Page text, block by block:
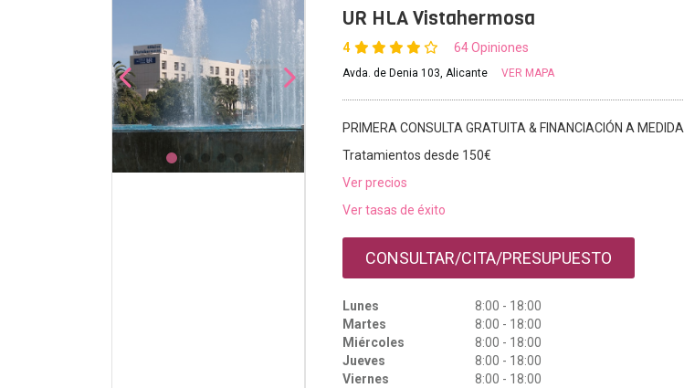
UR HLA Vistahermosa
4 64 Opiniones
Avda. de Denia 103, Alicante VER MAPA
PRIMERA CONSULTA GRATUITA & FINANCIACIÓN A MEDIDA
Tratamientos desde 150€
Ver precios
Ver tasas de éxito
CONSULTAR/CITA/PRESUPUESTO
Lunes
8:00 - 18:00
Martes
8:00 - 18:00
Miércoles
8:00 - 18:00
Jueves
8:00 - 18:00
Viernes
8:00 - 18:00